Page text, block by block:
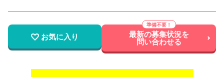
お気に入り 最新の募集状況を
問い合わせる